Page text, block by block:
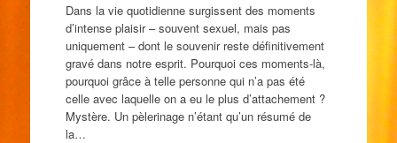
Dans la vie quotidienne surgissent des moments
d’intense plaisir – souvent sexuel, mais pas
uniquement – dont le souvenir reste définitivement
gravé dans notre esprit. Pourquoi ces moments-là,
pourquoi grâce à telle personne qui n’a pas été
celle avec laquelle on a eu le plus d’attachement ?
Mystère. Un pèlerinage n’étant qu’un résumé de
la…